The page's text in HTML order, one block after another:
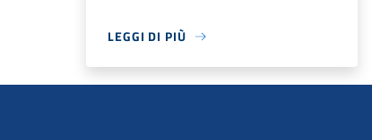
LEGGI DI PIÙ